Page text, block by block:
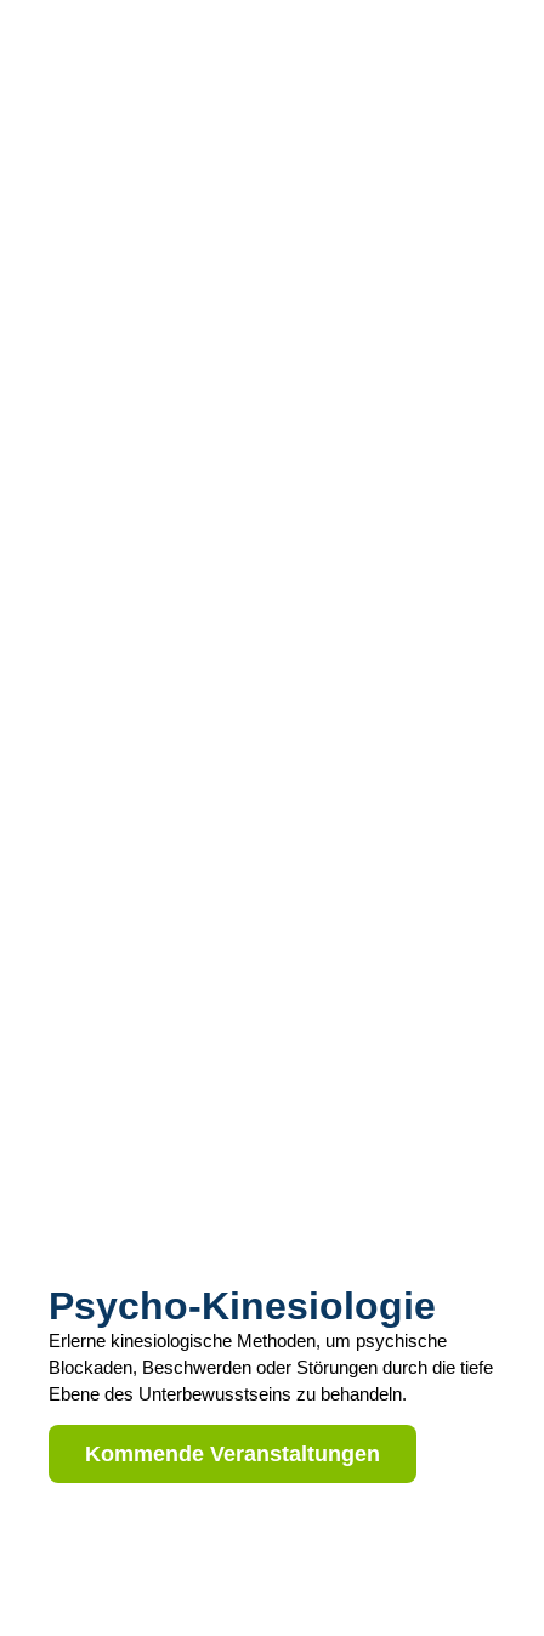
Psycho-Kinesiologie
Erlerne kinesiologische Methoden, um psychische
Blockaden, Beschwerden oder Störungen durch die tiefe
Ebene des Unterbewusstseins zu behandeln.
Kommende Veranstaltungen